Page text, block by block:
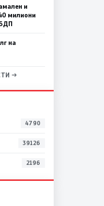
и
милиони
на
→
4790
39126
2196